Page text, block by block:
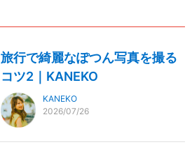
旅行で綺麗なぽつん写真を撮る
コツ2｜KANEKO
KANEKO
2026/07/26